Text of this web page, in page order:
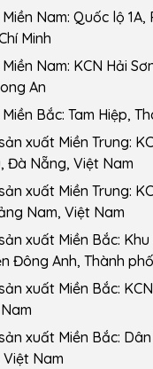
Nam: Quốc lộ
Minh
Nam: KCN Hải
An
Bắc: Tam Hiệp,
xuất Miền Trung:
Đà Nẵng, Việt Nam
xuất Miền Trung:
Nam, Việt Nam
xuất Miền Bắc:
Đông Anh, Thành
xuất Miền Bắc:
xuất Miền Bắc:
Việt Nam